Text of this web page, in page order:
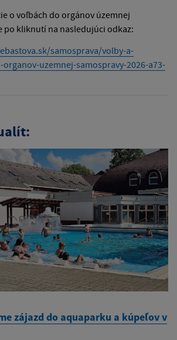
o voľbách do orgánov územnej
po kliknutí na nasledujúci odkaz:
samosprava/volby-a-
uzemnej-samospravy-2026-a73-
zájazd do aquaparku a kúpeľov v